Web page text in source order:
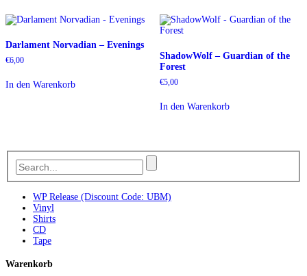
Darlament Norvadian – Evenings
€6,00
In den Warenkorb
ShadowWolf – Guardian of the
Forest
€5,00
In den Warenkorb
WP Release (Discount Code: UBM)
Vinyl
Shirts
CD
Tape
Warenkorb